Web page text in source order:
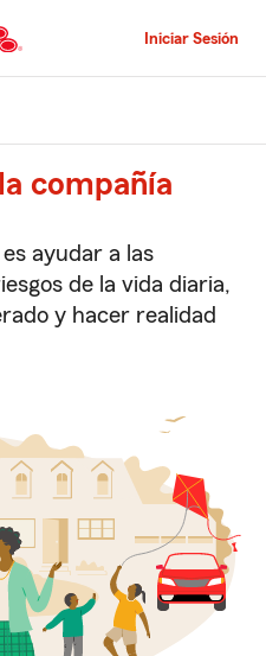
al
contenido
principal
Iniciar Sesión
compañía
ayudar a las
de la vida diaria,
y hacer realidad